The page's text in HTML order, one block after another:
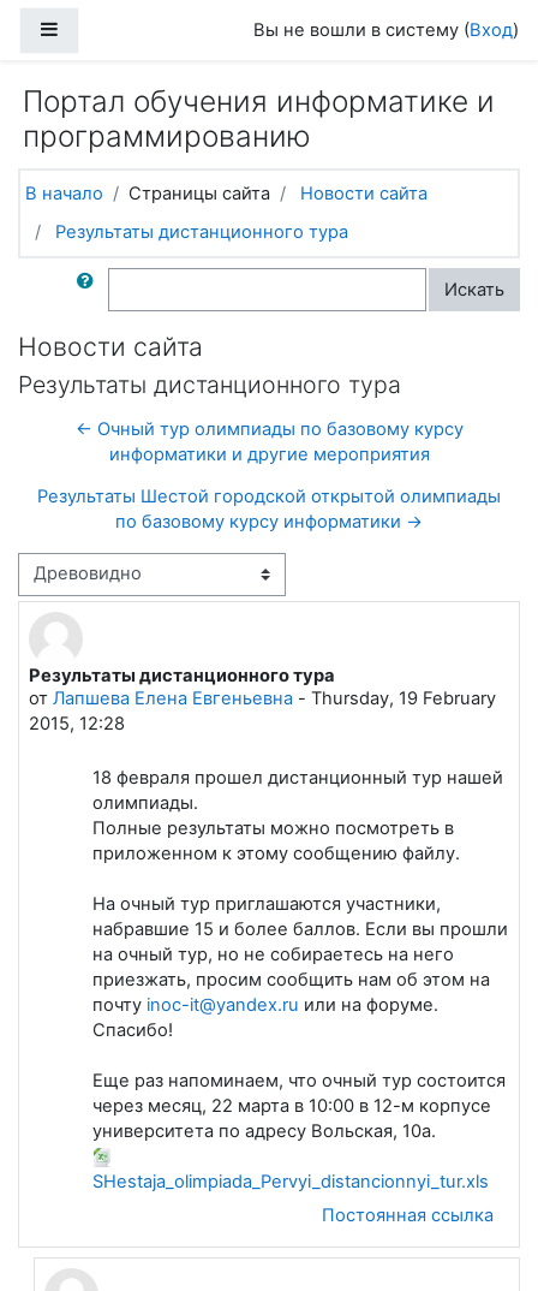
Вы не вошли в систему (Вход)
Портал обучения информатике и
программированию
В начало Страницы сайта
Новости сайта
Результаты дистанционного тура
Поиск по форумам Искать
Новости сайта
Результаты дистанционного тура
← Очный тур олимпиады по базовому курсу
информатики и другие мероприятия
Результаты Шестой городской открытой олимпиады
по базовому курсу информатики →
Режим отображения
Результаты дистанционного тура
от Лапшева Елена Евгеньевна - Thursday, 19 February
2015, 12:28
Количество ответов: 4
18 февраля прошел дистанционный тур нашей
олимпиады.
Полные результаты можно посмотреть в
приложенном к этому сообщению файлу.
На очный тур приглашаются участники,
набравшие 15 и более баллов. Если вы прошли
на очный тур, но не собираетесь на него
приезжать, просим сообщить нам об этом на
почту inoc-it@yandex.ru или на форуме.
Спасибо!
Еще раз напоминаем, что очный тур состоится
через месяц, 22 марта в 10:00 в 12-м корпусе
университета по адресу Вольская, 10а.
SHestaja_olimpiada_Pervyi_distancionnyi_tur.xls
Постоянная ссылка